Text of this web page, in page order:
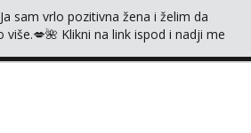
sam vrlo pozitivna žena i želim da
Klikni na link ispod i nadji me